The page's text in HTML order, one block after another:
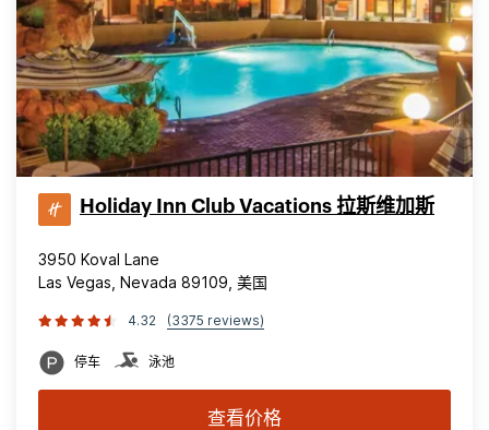
Holiday Inn Club Vacations 拉斯维加斯
3950 Koval Lane
Las Vegas, Nevada 89109, 美国
4.32 (3375 reviews)
停车 泳池
查看价格